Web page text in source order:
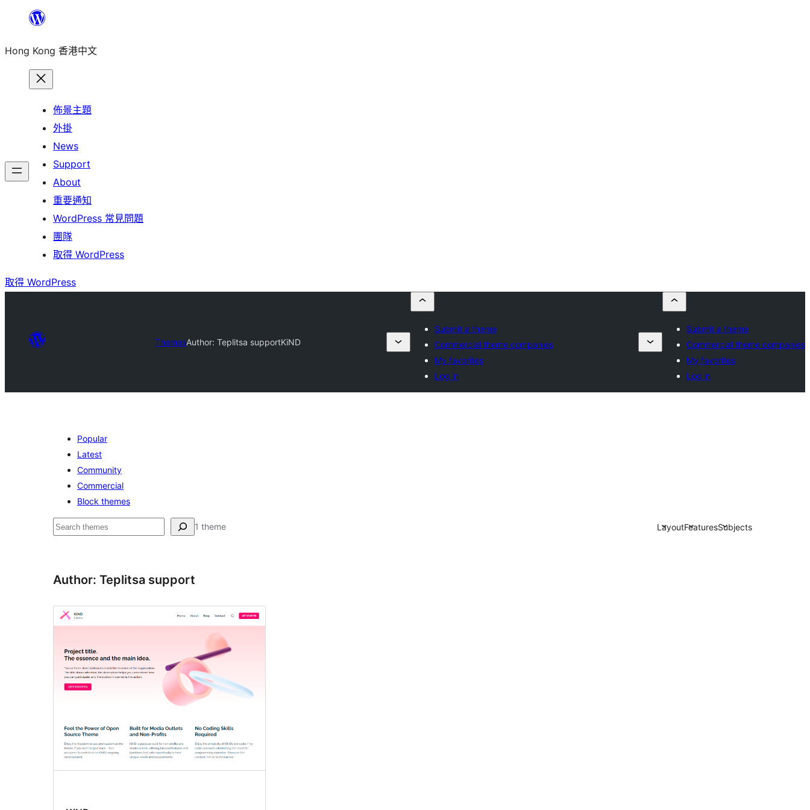
主
Hong Kong 香港中文
佈景主題
外掛
News
Support
About
重要通知
WordPress 常見問題
團隊
取得 WordPress
取得 WordPress
ThemesAuthor: Teplitsa supportKiND
Submit a theme
Commercial theme companies
My favorites
Log in
Submit a theme
Commercial theme companies
My favorites
Log in
Popular
Latest
Community
Commercial
Block themes
搜
1 theme LayoutFeaturesSubjects
Author: Teplitsa support